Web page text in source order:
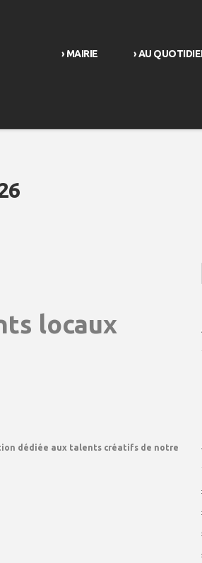
› MAIRIE › AU
locaux
dédiée aux talents créatifs de notre